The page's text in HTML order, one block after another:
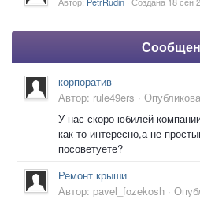
корпоратив
Автор: rule49ers ·
У нас скоро юбилей
как то интересно,а не
посоветуете?
Ремонт крыши
Автор: pavel_fozekosh ·